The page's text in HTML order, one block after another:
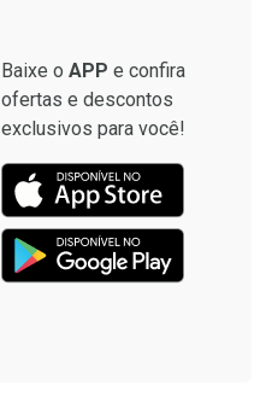
Baixe o APP e confira
ofertas e descontos
exclusivos para você!